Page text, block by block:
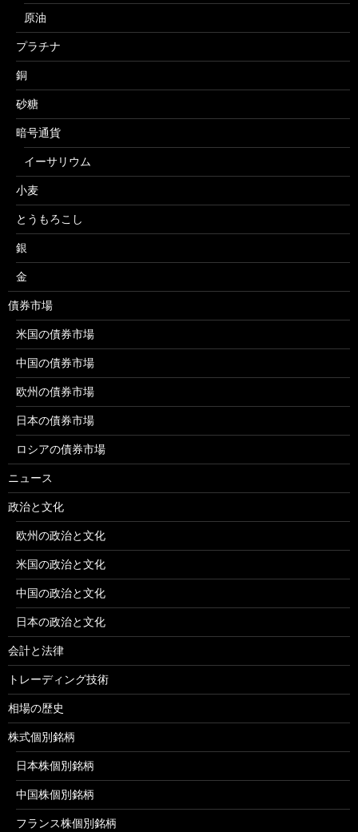
原油
プラチナ
銅
砂糖
暗号通貨
イーサリウム
小麦
とうもろこし
銀
金
債券市場
米国の債券市場
中国の債券市場
欧州の債券市場
日本の債券市場
ロシアの債券市場
ニュース
政治と文化
欧州の政治と文化
米国の政治と文化
中国の政治と文化
日本の政治と文化
会計と法律
トレーディング技術
相場の歴史
株式個別銘柄
日本株個別銘柄
中国株個別銘柄
フランス株個別銘柄